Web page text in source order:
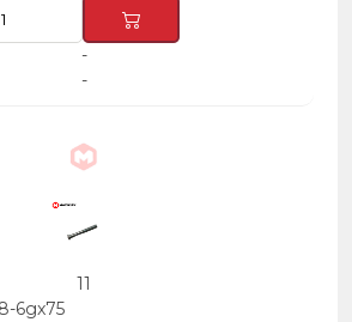
-
-
11
6gx75